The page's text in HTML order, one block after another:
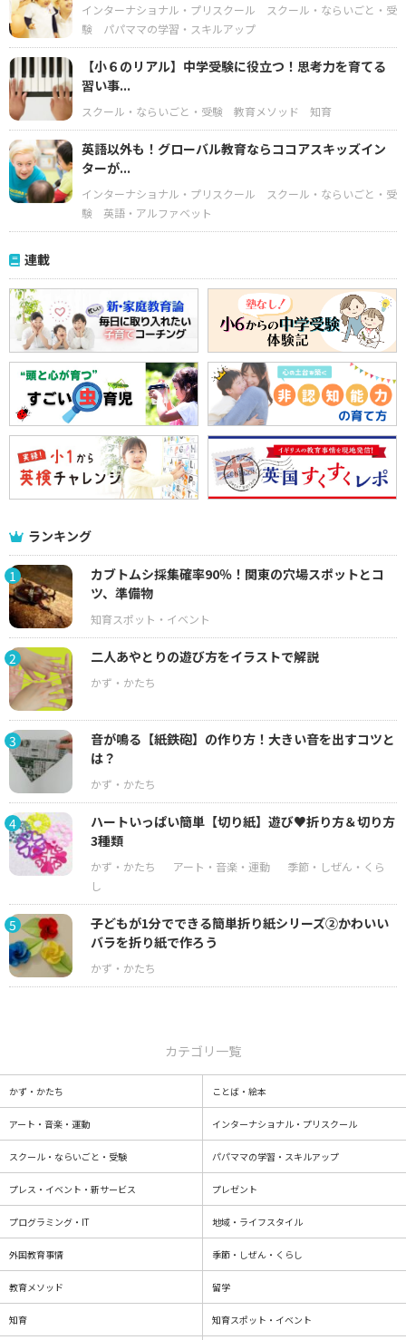
インターナショナル・プリスクール
スクール・ならいごと・受
験
パパママの学習・スキルアップ
【小６のリアル】中学受験に役立つ！思考力を育てる
習い事...
スクール・ならいごと・受験 教育メソッド 知育
英語以外も！グローバル教育ならココアスキッズイン
ターが...
インターナショナル・プリスクール
スクール・ならいごと・受
験
英語・アルファベット
連載
ランキング
1
カブトムシ採集確率90％！関東の穴場スポットとコ
ツ、準備物
2 二人あやとりの遊び方をイラストで解説
3
音が鳴る【紙鉄砲】の作り方！大きい音を出すコツと
は？
4
ハートいっぱい簡単【切り紙】遊び♥折り方＆切り方
3種類
5
子どもが1分でできる簡単折り紙シリーズ②かわいい
バラを折り紙で作ろう
カテゴリ一覧
かず・かたち ことば・絵本
アート・音楽・運動 インターナショナル・プリスクール
スクール・ならいごと・受験 パパママの学習・スキルアップ
プレス・イベント・新サービス プレゼント
プログラミング・IT 地域・ライフスタイル
外国教育事情 季節・しぜん・くらし
教育メソッド 留学
知育 知育スポット・イベント